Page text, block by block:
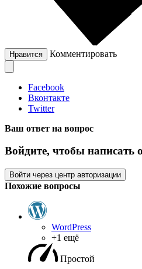
Нравится Комментировать
Facebook
Вконтакте
Twitter
Ваш ответ на вопрос
Войдите, чтобы написать
Войти через центр авторизации
Похожие вопросы
WordPress
+1 ещё
Простой